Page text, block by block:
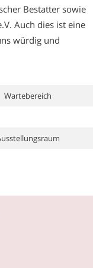
Bestatter sowie
Auch dies ist eine
würdig und
Wartebereich